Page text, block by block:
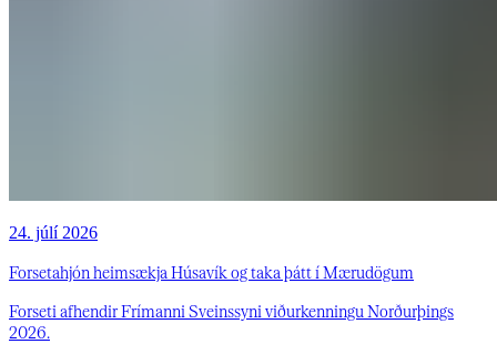
24. júlí 2026
Forsetahjón heimsækja Húsavík og taka þátt í Mærudögum
Forseti afhendir Frímanni Sveinssyni viðurkenningu Norðurþings
2026.